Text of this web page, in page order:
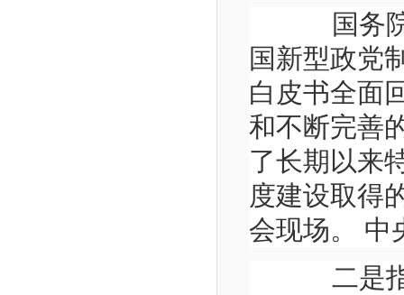
国务院
国新型政党
白皮书全面
和不断完善
了长期以来
度建设取得
会现场。 中
二是指